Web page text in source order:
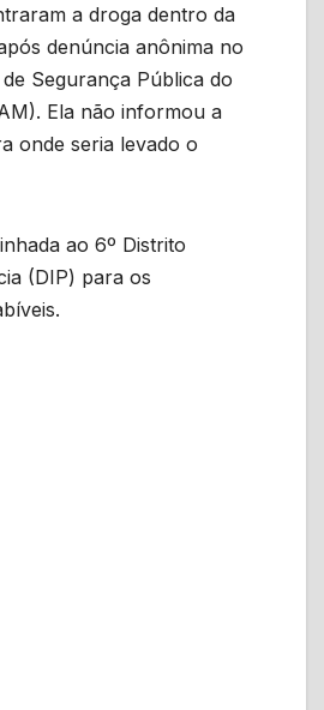
a droga dentro da
denúncia anônima no
Segurança Pública do
Ela não informou a
onde seria levado o
ao 6º Distrito
(DIP) para os